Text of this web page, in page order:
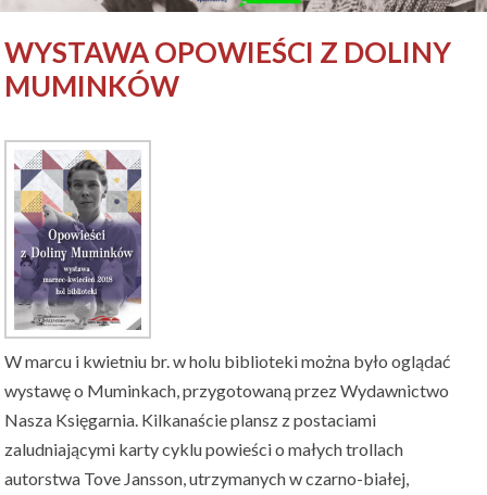
WYSTAWA OPOWIEŚCI Z DOLINY
MUMINKÓW
W marcu i kwietniu br. w holu biblioteki można było oglądać
wystawę o Muminkach, przygotowaną przez Wydawnictwo
Nasza Księgarnia. Kilkanaście plansz z postaciami
zaludniającymi karty cyklu powieści o małych trollach
autorstwa Tove Jansson, utrzymanych w czarno-białej,